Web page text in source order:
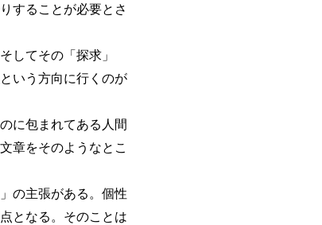
することが必要とさ
してその「探求」
いう方向に行くのが
に包まれてある人間
章をそのようなとこ
の主張がある。個性
となる。そのことは